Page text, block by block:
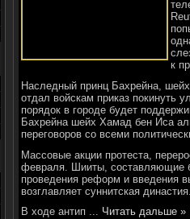
к
Наследный принц Бахрейна,
отдал войскам приказ покинуть
порядок в городе будет
Бахрейна шейх Хамад бен Иса
переговоров со всеми
Массовые акции протеста,
февраля. Шииты, составляющие
проведения реформ и введения
возглавляет суннитская
В ходе антип ... Читать дальше »